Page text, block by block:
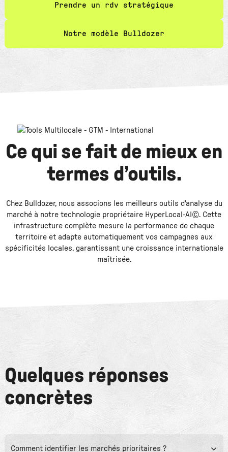
Prendre un rdv stratégique
Notre modèle Bulldozer
Ce qui se fait de mieux en
termes d’outils.
Chez Bulldozer, nous associons les meilleurs outils d'analyse du
marché à notre technologie propriétaire HyperLocal-AI©. Cette
infrastructure complète mesure la performance de chaque
territoire et adapte automatiquement vos campagnes aux
spécificités locales, garantissant une croissance internationale
maîtrisée.
Quelques réponses
concrètes
Comment identifier les marchés prioritaires ?